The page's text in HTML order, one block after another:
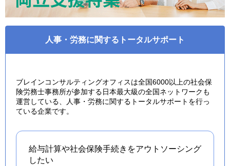
人事・労務に関するトータルサポート
ブレインコンサルティングオフィスは全国6000以上の社会保
険労務士事務所が参加する日本最大級の全国ネットワークも
運営している、人事・労務に関するトータルサポートを行っ
ている企業です。
給与計算や社会保険手続きをアウトソーシング
したい